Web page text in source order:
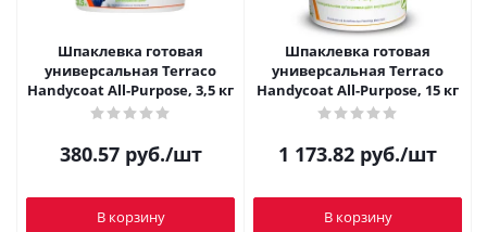
Шпаклевка готовая
универсальная Terraco
Handycoat All-Purpose, 3,5 кг
380.57руб./шт
В корзину
Шпаклевка готовая
универсальная Terraco
Handycoat All-Purpose, 15 кг
1 173.82 руб./шт
В корзину